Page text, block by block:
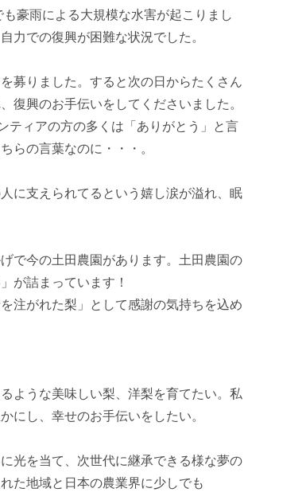
豪雨による大規模な水害が起こりまし
力での復興が困難な状況でした。
募りました。すると次の日からたくさん
復興のお手伝いをしてくださいました。
ティアの方の多くは「ありがとう」と言
らの言葉なのに・・・。
に支えられてるという嬉し涙が溢れ、眠
で今の土田農園があります。土田農園の
が詰まっています！
注がれた梨」として感謝の気持ちを込め
ような美味しい梨、洋梨を育てたい。私
にし、幸せのお手伝いをしたい。
光を当て、次世代に継承できる様な夢の
た地域と日本の農業界に少しでも